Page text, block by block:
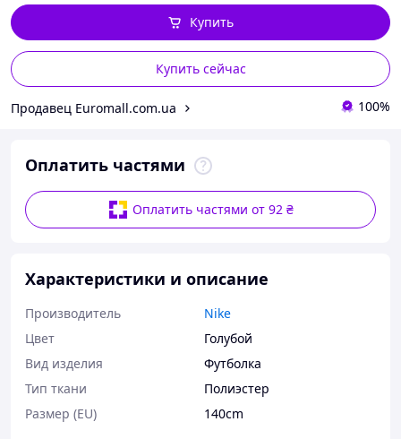
Купить сейчас
Купить
Продавец Euromall.com.ua 100%
Оплатить частями
Оплатить частями от 92 ₴
Характеристики и описание
Производитель
Nike
Цвет
Голубой
Вид изделия
Футболка
Тип ткани
Полиэстер
Размер (EU)
140cm